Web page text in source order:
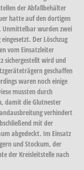
der Abfallbehälter
hatte auf den dortigen
Unmittelbar wurden zwei
Der Löschzug
vom Einsatzleiter
sichergestellt wird und
geschaffen
waren noch einige
mussten durch
damit die Glutnester
verhindert
mit der
abgedeckt. Im Einsatz
und Stockum, der
der Kreisleitstelle nach